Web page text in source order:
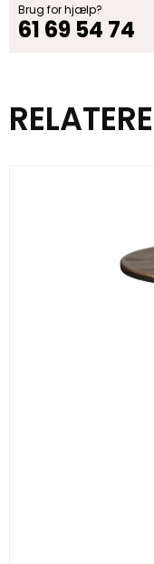
Brug for hjælp?
61 69 54 74